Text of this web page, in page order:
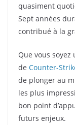
quasiment
Sept années
contribué à la
Que vous
de Counter-
de plonger au
les plus
bon point
futurs enjeux.